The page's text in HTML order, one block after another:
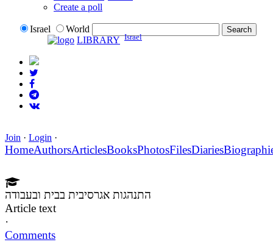
Create a poll
Israel
World
LIBRARY Israel
Join · Login ·
HomeAuthorsArticlesBooksPhotosFilesDiaries
התנהגות אגרסיבית בבית ובעבודה
Article text
·
Comments